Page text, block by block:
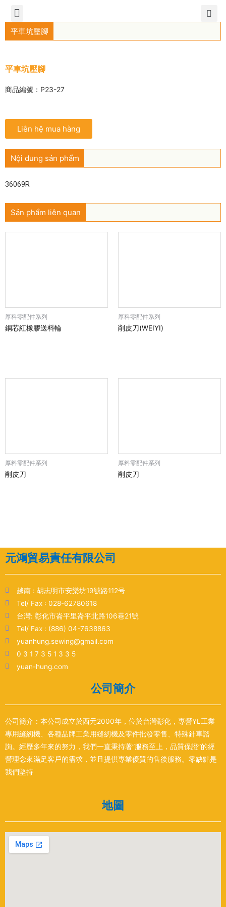
平車坑壓腳
平車坑壓腳
商品編號：P23-27
Liên hệ mua hàng
Nội dung sản phẩm
36069R
Sản phẩm liên quan
厚料零配件系列
銅芯紅橡膠送料輪
厚料零配件系列
削皮刀(WEIYI)
厚料零配件系列
削皮刀
厚料零配件系列
削皮刀
元鴻貿易責任有限公司
越南 : 胡志明市安樂坊19號路112号
Tel/ Fax : 028-62780618
台灣: 彰化市崙平里崙平北路106巷21號
Tel/ Fax : (886) 04-7638863
yuanhung.sewing@gmail.com
0 3 1 7 3 5 1 3 3 5
yuan-hung.com
公司簡介
公司簡介：本公司成立於西元2000年，位於台灣彰化，專營YL工業
專用縫紉機、各種品牌工業用縫紉機及零件批發零售、特殊針車諮
詢。經歷多年來的努力，我們一直秉持著”服務至上，品質保證”的經
營理念來滿足客戶的需求，並且提供專業優質的售後服務。零缺點是
我們堅持
地圖